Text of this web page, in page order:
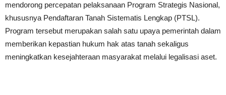
mendorong percepatan pelaksanaan Program Strategis Nasional,
khususnya Pendaftaran Tanah Sistematis Lengkap (PTSL).
Program tersebut merupakan salah satu upaya pemerintah dalam
memberikan kepastian hukum hak atas tanah sekaligus
meningkatkan kesejahteraan masyarakat melalui legalisasi aset.